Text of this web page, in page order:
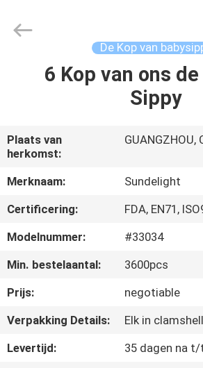
THUIS
VIDEOS
OVER
ONS
FABRIEKSREIS
KWALITEITSCONTROLE
Infant
products
De Kop van
6 Kop van ons
Sippy
Plaats van
herkomst:
GUANGZHOU,
Merknaam:
Sundelight
Certificering:
FDA, EN71,
Modelnummer:
#33034
Min. bestelaantal:
3600pcs
Prijs:
negotiable
Verpakking Details:
Elk in clamshell
Levertijd:
35 dagen na